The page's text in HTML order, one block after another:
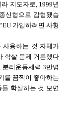
지도자로, 1999년
신형으로 감형됐습
가입하려면 사형
사용하는 것 자체가
학살 문제 거론했다
리운동세력 3만명
를 끔찍이 좋아하는
학살하는 것 보면